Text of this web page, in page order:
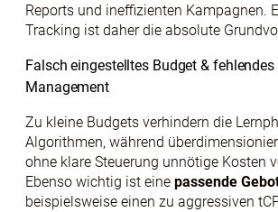
Reports und ineffizienten Kampagnen.
Tracking ist daher die absolute
Falsch eingestelltes Budget & fehlendes
Management
Zu kleine Budgets verhindern die
Algorithmen, während
ohne klare Steuerung unnötige Kosten
Ebenso wichtig ist eine passende
beispielsweise einen zu aggressiven